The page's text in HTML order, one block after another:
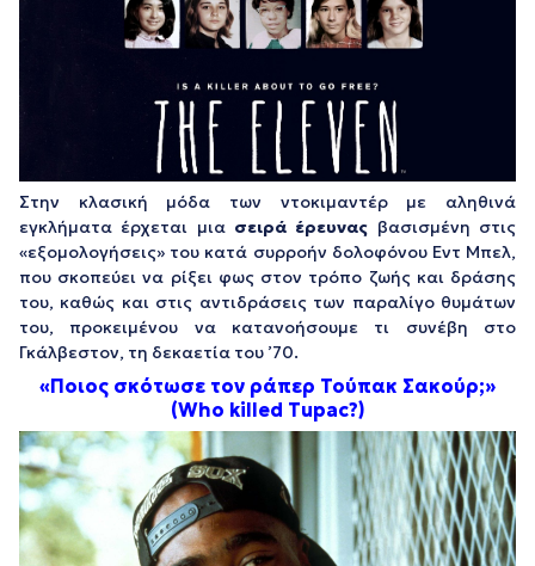
Στην κλασική μόδα των ντοκιμαντέρ με αληθινά
εγκλήματα έρχεται μια σειρά έρευνας βασισμένη στις
«εξομολογήσεις» του κατά συρροήν δολοφόνου Εντ Μπελ,
που σκοπεύει να ρίξει φως στον τρόπο ζωής και δράσης
του, καθώς και στις αντιδράσεις των παραλίγο θυμάτων
του, προκειμένου να κατανοήσουμε τι συνέβη στο
Γκάλβεστον, τη δεκαετία του ’70.
«Ποιος σκότωσε τον ράπερ Τούπακ Σακούρ;»
(Who killed Tupac?)